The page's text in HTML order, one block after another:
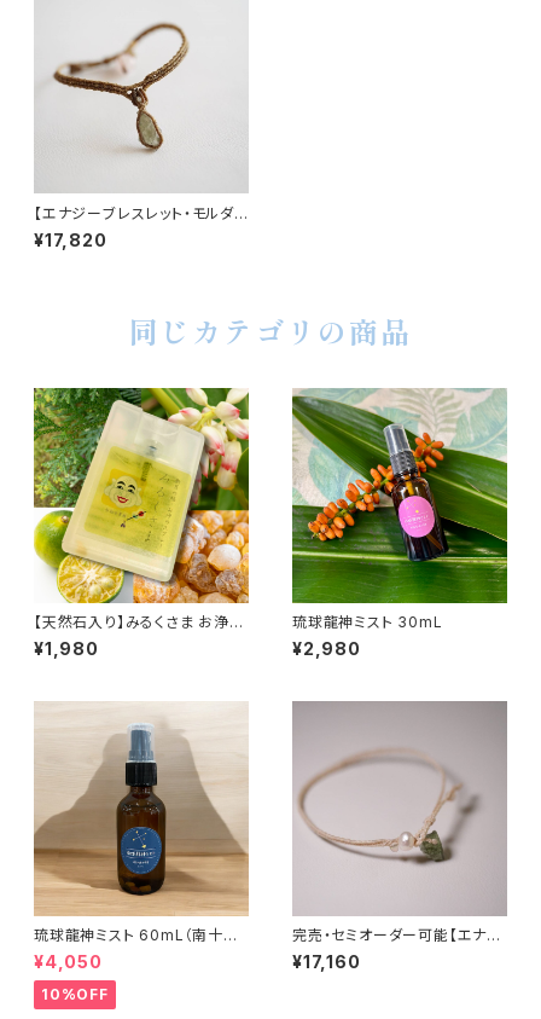
【エナジーブレスレット・モルダバ
イト】無償の愛
¥17,820
同じカテゴリの商品
【天然石入り】みるくさま お浄め
塩スプレー
¥1,980
琉球龍神ミスト 30mL
¥2,980
琉球龍神ミスト 60mL（南十字
星）
¥4,050
10%OFF
完売・セミオーダー可能【エナジ
ーブレスレット・モルダバイト】水
の妖精(ご予約受付中・販売開始
¥17,160